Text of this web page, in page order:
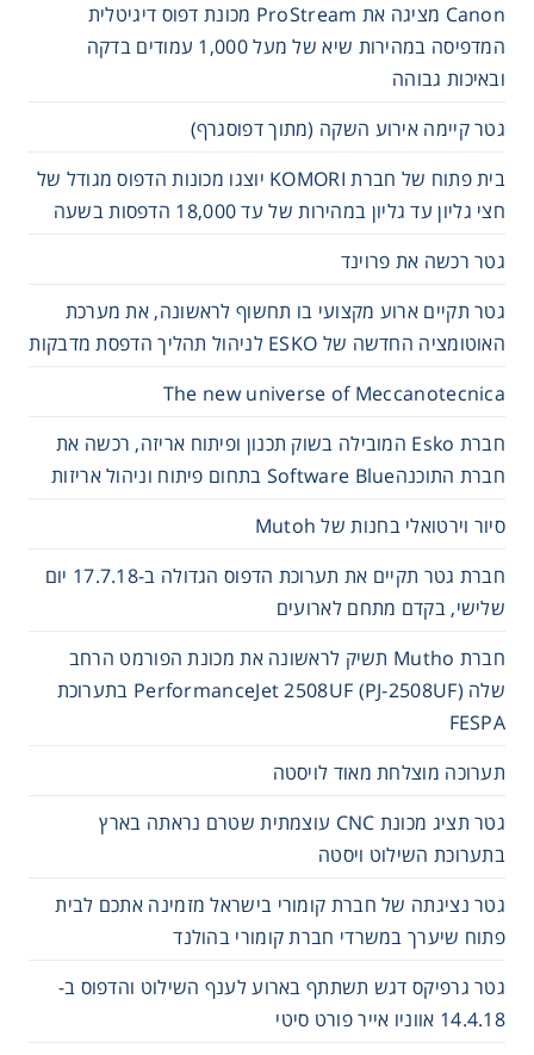
Canon מציגה את ProStream מכונת דפוס דיגיטלית
המדפיסה במהירות שיא של מעל 1,000 עמודים בדקה
ובאיכות גבוהה
גטר קיימה אירוע השקה (מתוך דפוסגרף)
בית פתוח של חברת KOMORI יוצגו מכונות הדפוס מגודל של
חצי גליון עד גליון במהירות של עד 18,000 הדפסות בשעה
גטר רכשה את פרוינד
גטר תקיים ארוע מקצועי בו תחשוף לראשונה, את מערכת
האוטומציה החדשה של ESKO לניהול תהליך הדפסת מדבקות
The new universe of Meccanotecnica
חברת Esko המובילה בשוק תכנון ופיתוח אריזה, רכשה את
חברת התוכנהSoftware Blue בתחום פיתוח וניהול אריזות
סיור וירטואלי בחנות של Mutoh
חברת גטר תקיים את תערוכת הדפוס הגדולה ב-17.7.18 יום
שלישי, בקדם מתחם לארועים
חברת Mutho תשיק לראשונה את מכונת הפורמט הרחב
שלה PerformanceJet 2508UF (PJ-2508UF) בתערוכת
FESPA
תערוכה מוצלחת מאוד לויסטה
גטר תציג מכונת CNC עוצמתית שטרם נראתה בארץ
בתערוכת השילוט ויסטה
גטר נציגתה של חברת קומורי בישראל מזמינה אתכם לבית
פתוח שיערך במשרדי חברת קומורי בהולנד
גטר גרפיקס דגש תשתתף בארוע לענף השילוט והדפוס ב-
14.4.18 אווניו אייר פורט סיטי